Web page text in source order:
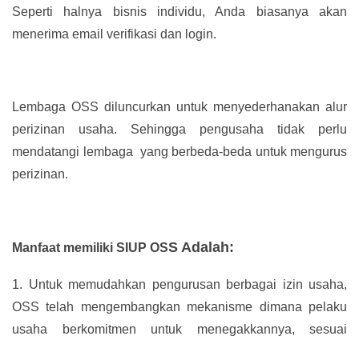
Seperti halnya bisnis individu, Anda biasanya akan
menerima email verifikasi dan login.
Lembaga OSS diluncurkan untuk menyederhanakan alur
perizinan usaha. Sehingga pengusaha tidak perlu
mendatangi lembaga yang berbeda-beda untuk mengurus
perizinan.
Manfaat memiliki SIUP OSS Adalah:
1. Untuk memudahkan pengurusan berbagai izin usaha,
OSS telah mengembangkan mekanisme dimana pelaku
usaha berkomitmen untuk menegakkannya, sesuai